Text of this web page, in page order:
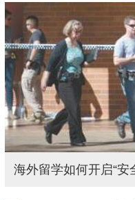
海外留学如何开启“安